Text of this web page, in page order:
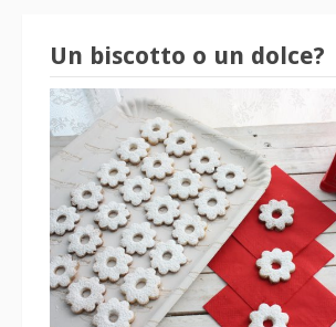
Un biscotto o un dolce?